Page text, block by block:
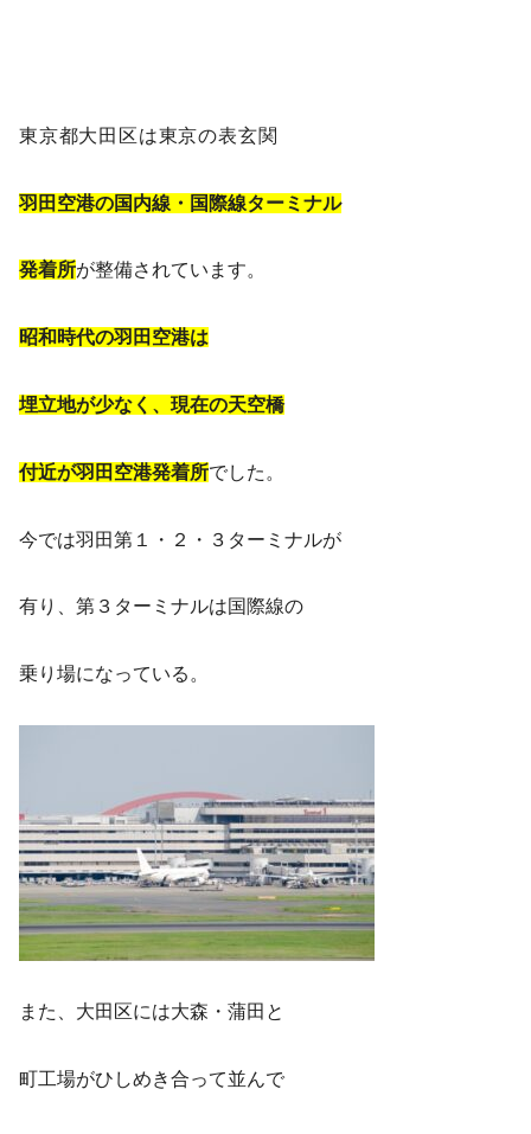
東京都大田区は東京の表玄関
羽田空港の国内線・国際線ターミナル
発着所が整備されています。
昭和時代の羽田空港は
埋立地が少なく、現在の天空橋
付近が羽田空港発着所でした。
今では羽田第１・２・３ターミナルが
有り、第３ターミナルは国際線の
乗り場になっている。
また、大田区には大森・蒲田と
町工場がひしめき合って並んで